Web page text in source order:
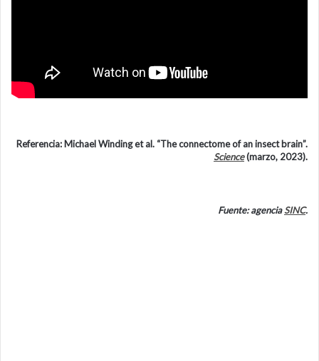
Referencia: Michael Winding et al. “The connectome of an insect brain”.
Science(marzo, 2023).
Fuente: agenciaSINC.